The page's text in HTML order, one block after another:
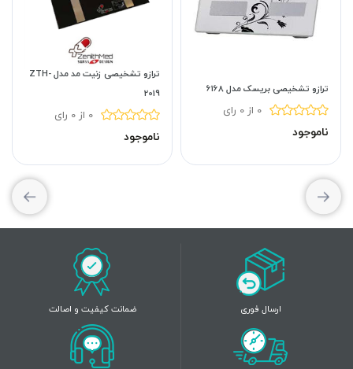
ترازو تشخیصی بریسک مدل 6168
0 از 0 رای
ناموجود
ترازو تشخیصی زنیت مد مدل ZTH-
2019
0 از 0 رای
ناموجود
ارسال فوری ضمانت کیفیت و اصالت